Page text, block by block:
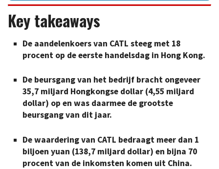
Key takeaways
De aandelenkoers van CATL steeg met 18
procent op de eerste handelsdag in Hong Kong.
De beursgang van het bedrijf bracht ongeveer
35,7 miljard Hongkongse dollar (4,55 miljard
dollar) op en was daarmee de grootste
beursgang van dit jaar.
De waardering van CATL bedraagt meer dan 1
biljoen yuan (138,7 miljard dollar) en bijna 70
procent van de inkomsten komen uit China.